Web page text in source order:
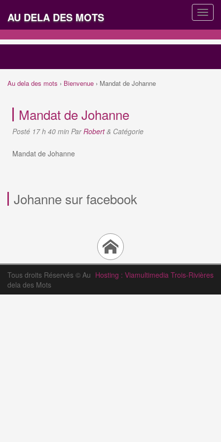
AU DELA DES MOTS
Au dela des mots › Bienvenue › Mandat de Johanne
Mandat de Johanne
Posté 17 h 40 min ParRobert & Catégorie
Mandat de Johanne
Johanne sur facebook
Hosting : Viamultimedia Trois-Rivières
Tous droits Réservés © Au
dela des Mots